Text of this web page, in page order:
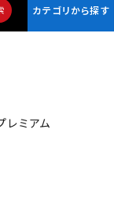
レミアム